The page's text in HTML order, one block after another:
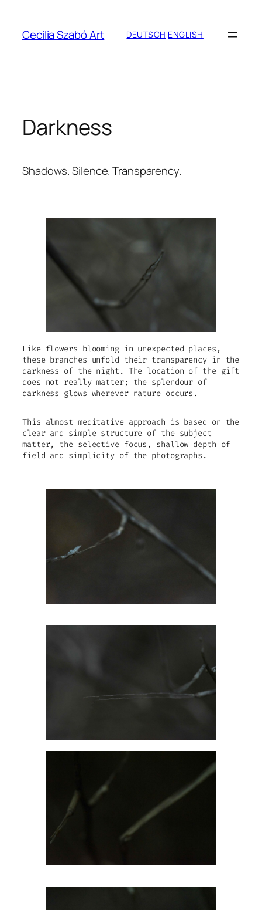
springen
Cecilia Szabó Art DEUTSCH ENGLISH
Darkness
Shadows. Silence. Transparency.
Like flowers blooming in unexpected places,
these branches unfold their transparency in the
darkness of the night. The location of the gift
does not really matter; the splendour of
darkness glows wherever nature occurs.
This almost meditative approach is based on the
clear and simple structure of the subject
matter, the selective focus, shallow depth of
field and simplicity of the photographs.